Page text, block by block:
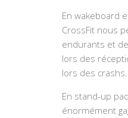
En wakeboard
CrossFit nous
endurants et
lors des
lors des crashs.
En stand-up
énormément